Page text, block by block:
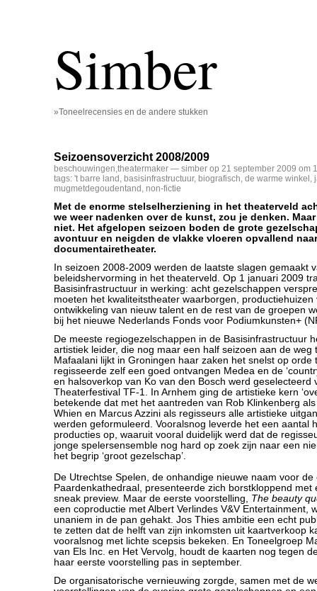
Simber
»Toneelrecensies en de andere stukken
Seizoensoverzicht 2008/2009
beschouwingen,theatermaker — simber op 21 september 2009 om
tags: 't barre land , basisinfrastructuur, biografisch, de warme winkel ,
mugmetdegoudentand , non-fictie
Met de enorme stelselherziening in het theaterveld
we weer nadenken over de kunst, zou je denken.
niet. Het afgelopen seizoen boden de grote
avontuur en neigden de vlakke vloeren opvallend
documentairetheater.
In seizoen 2008-2009 werden de laatste slagen gemaakt
beleidshervorming in het theaterveld. Op 1 januari 2009
Basisinfrastructuur in werking: acht gezelschappen
moeten het kwaliteitstheater waarborgen, productiehuizen
ontwikkeling van nieuw talent en de rest van de groepen
bij het nieuwe Nederlands Fonds voor Podiumkunsten+
De meeste regiogezelschappen in de Basisinfrastructuur
artistiek leider, die nog maar een half seizoen aan de weg
Mafaalani lijkt in Groningen haar zaken het snelst op orde
regisseerde zelf een goed ontvangen Medea en de
en halsoverkop van Ko van den Bosch werd geselecteerd
Theaterfestival TF-1. In Arnhem ging de artistieke kern
betekende dat met het aantreden van Rob Klinkenberg
Whien en Marcus Azzini als regisseurs alle artistieke
werden geformuleerd. Vooralsnog leverde het een aantal
producties op, waaruit vooral duidelijk werd dat de
jonge spelersensemble nog hard op zoek zijn naar een
het begrip ‘groot gezelschap’.
De Utrechtse Spelen, de onhandige nieuwe naam voor
Paardenkathedraal, presenteerde zich borstkloppend met
sneak preview. Maar de eerste voorstelling, The beauty
een coproductie met Albert Verlindes V&V Entertainment,
unaniem in de pan gehakt. Jos Thies ambitie een echt
te zetten dat de helft van zijn inkomsten uit kaartverkoop
vooralsnog met lichte scepsis bekeken. En Toneelgroep
van Els Inc. en Het Vervolg, houdt de kaarten nog tegen
haar eerste voorstelling pas in september.
De organisatorische vernieuwing zorgde, samen met de